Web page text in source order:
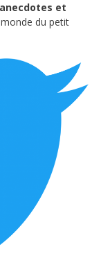
et
du petit